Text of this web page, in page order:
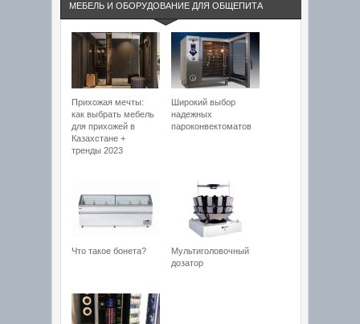
МЕБЕЛЬ И ОБОРУДОВАНИЕ ДЛЯ ОБЩЕПИТА
Прихожая мечты:
как выбрать мебель
для прихожей в
Казахстане +
тренды 2023
Широкий выбор
надежных
пароконвектоматов
Что такое бонета?
Мультиголовочный
дозатор